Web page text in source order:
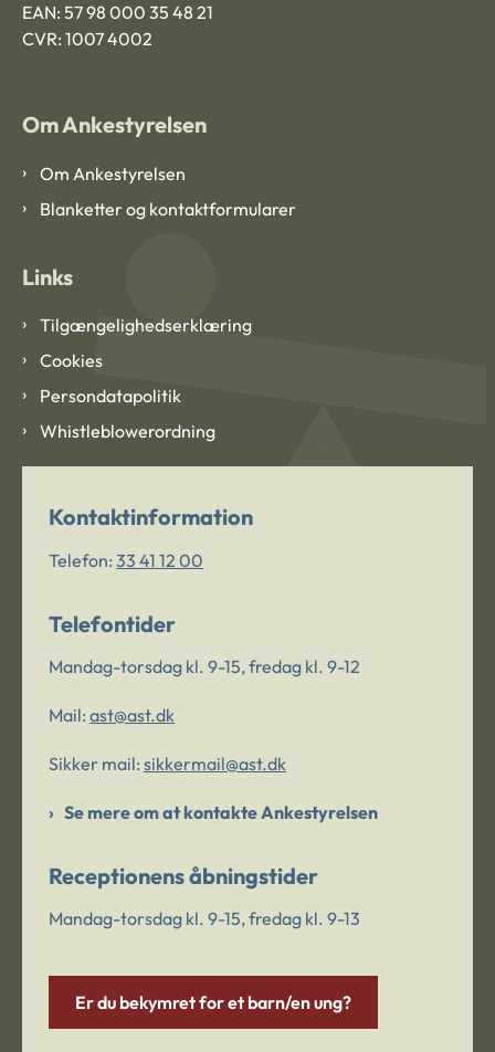
EAN: 57 98 000 35 48 21
CVR: 1007 4002
Om Ankestyrelsen
Om Ankestyrelsen
Blanketter og kontaktformularer
Links
Tilgængelighedserklæring
Cookies
Persondatapolitik
Whistleblowerordning
Kontaktinformation
Telefon: 33 41 12 00
Telefontider
Mandag-torsdag kl. 9-15, fredag kl. 9-12
Mail: ast@ast.dk
Sikker mail: sikkermail@ast.dk
Se mere om at kontakte Ankestyrelsen
Receptionens åbningstider
Mandag-torsdag kl. 9-15, fredag kl. 9-13
Er du bekymret for et barn/en ung?